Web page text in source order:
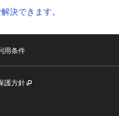
決できます。
用条件
護方針